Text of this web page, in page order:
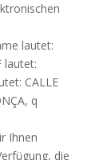
lautet:
lautet:
CALLE
q
Ihnen
die